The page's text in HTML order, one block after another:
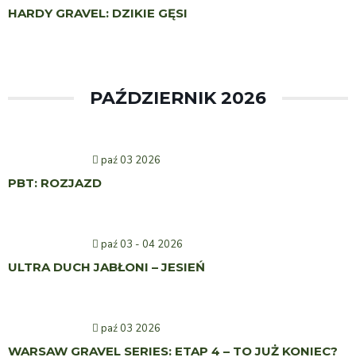
HARDY GRAVEL: DZIKIE GĘSI
PAŹDZIERNIK 2026
paź 03 2026
PBT: ROZJAZD
paź 03 - 04 2026
ULTRA DUCH JABŁONI – JESIEŃ
paź 03 2026
WARSAW GRAVEL SERIES: ETAP 4 – TO JUŻ KONIEC?